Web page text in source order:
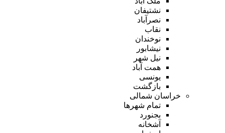
نشتیفان
نصرآباد
نقاب
نوخندان
نیشابور
نیل شهر
همت آباد
یونسی
بازگشت
خراسان شمالی
تمام شهر‌ها
بجنورد
آشخانه